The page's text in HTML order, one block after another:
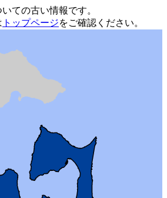
ての古い情報です。
トップページをご確認ください。